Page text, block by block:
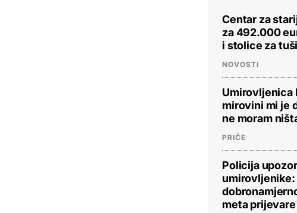
Centar za
za 492.000
i stolice za
NOVOSTI
Umirovljenica
mirovini mi je
ne moram
PRIČE
Policija
meta